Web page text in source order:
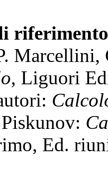
Marcellini,
, Liguori
Ed.